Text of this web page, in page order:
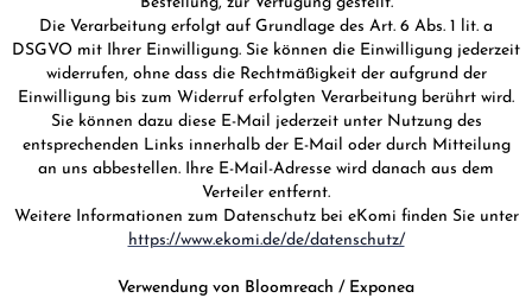
Die Verarbeitung erfolgt auf Grundlage des Art. 6 Abs. 1 lit. a
DSGVO mit Ihrer Einwilligung. Sie können die Einwilligung jederzeit
widerrufen, ohne dass die Rechtmäßigkeit der aufgrund der
Einwilligung bis zum Widerruf erfolgten Verarbeitung berührt wird.
Sie können dazu diese E-Mail jederzeit unter Nutzung des
entsprechenden Links innerhalb der E-Mail oder durch Mitteilung
an uns abbestellen. Ihre E-Mail-Adresse wird danach aus dem
Verteiler entfernt.
Weitere Informationen zum Datenschutz bei eKomi finden Sie unter
https://www.ekomi.de/de/datenschutz/
Verwendung von Bloomreach / Exponea